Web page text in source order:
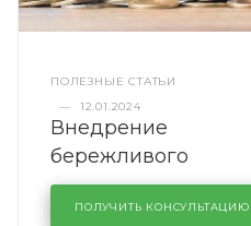
ПОЛЕЗНЫЕ СТАТЬИ
—
12.01.2024
Внедрение
бережливого
производства в
кузовном сервисе
ПОЛУЧИТЬ КОНСУЛЬТАЦИЮ